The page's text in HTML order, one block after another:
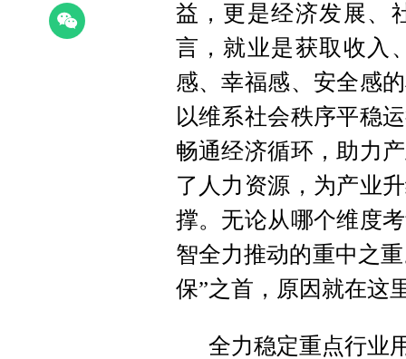
益，更是经济发展、
言，就业是获取收入
感、幸福感、安全感
以维系社会秩序平稳
畅通经济循环，助力
了人力资源，为产业
撑。无论从哪个维度
智全力推动的重中之
保”之首，原因就在这
全力稳定重点行业